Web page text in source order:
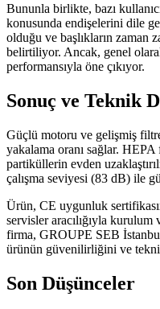
Bununla birlikte, bazı
konusunda endişelerini dile
olduğu ve başlıkların zaman
belirtiliyor. Ancak, genel
performansıyla öne çıkıyor.
Sonuç ve Teknik
Güçlü motoru ve gelişmiş
yakalama oranı sağlar.
partiküllerin evden
çalışma seviyesi (83 dB) ile
Ürün, CE uygunluk
servisler aracılığıyla
firma, GROUPE SEB
ürünün güvenilirliğini ve
Son Düşünceler